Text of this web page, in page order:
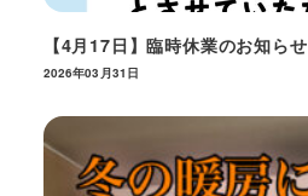
【4月17日】臨時休業のお知らせ
2026年03月31日